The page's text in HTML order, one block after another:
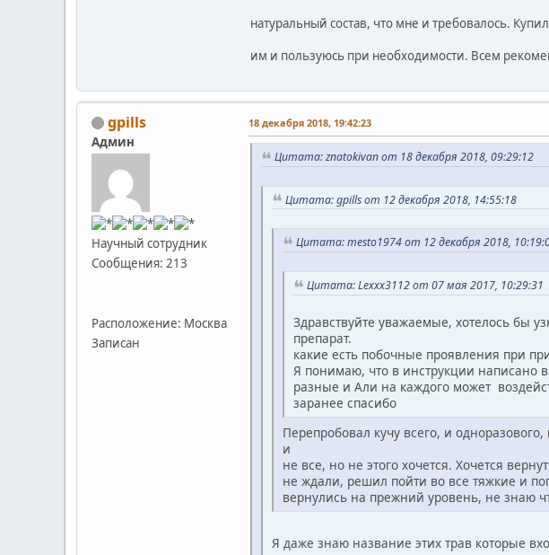
натуральный состав, что мне и требовалось.
им и пользуюсь при необходимости. Всем
gpills
Админ
Научный сотрудник
Сообщения: 213
Расположение: Москва
Записан
18 декабря 2018, 19:42:23
Цитата: znatokivan от 18 декабря 2018, 09:29:12
Цитата: gpills от 12 декабря 2018, 14:55:18
Цитата: mesto1974 от 12 декабря 2018,
Цитата: Lexxx3112 от 07 мая 2017, 10:29:31
Здравствуйте уважаемые, хотелось бы
препарат.
какие есть побочные проявления при
Я понимаю, что в инструкции написано
разные и Али на каждого может
заранее спасибо
Перепробовал кучу всего, и
и
не все, но не этого хочется. Хочется
не ждали, решил пойти во все тяжкие и
вернулись на прежний уровень, не знаю
Я даже знаю название этих трав которые